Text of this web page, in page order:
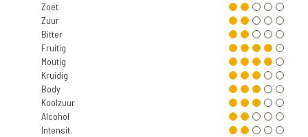
Zoet
Zuur
Bitter
Fruitig
Moutig
Kruidig
Body
Koolzuur
Alcohol
Intensit.